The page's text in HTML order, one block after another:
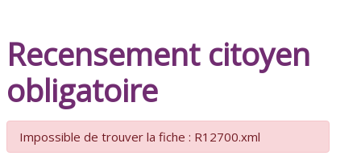
Recensement citoyen
obligatoire
Impossible de trouver la fiche : R12700.xml